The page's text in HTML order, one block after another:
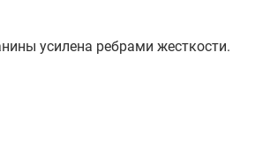
усилена ребрами жесткости.